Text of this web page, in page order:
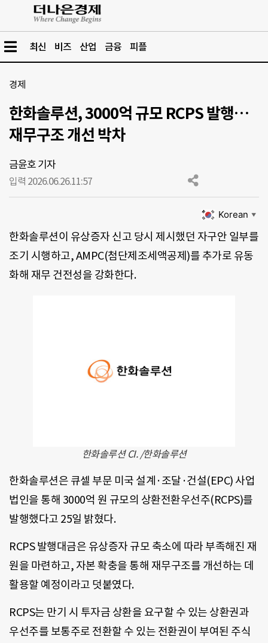
최신 비즈 산업 금융 피플
경제
한화솔루션, 3000억 규모 RCPS 발행…
재무구조 개선 박차
금윤호 기자
입력 2026.06.26.11:57
Korean ▼
한화솔루션이 유상증자 신고 당시 제시했던 자구안 일부를
조기 시행하고, AMPC(첨단제조세액공제)를 추가로 유동
화해 재무 건전성을 강화한다.
한화솔루션 CI. /한화솔루션
한화솔루션은 큐셀 부문 미국 설계·조달·건설(EPC) 사업
법인을 통해 3000억 원 규모의 상환전환우선주(RCPS)를
발행했다고 25일 밝혔다.
RCPS 발행대금은 유상증자 규모 축소에 따라 부족해진 재
원을 마련하고, 자본 확충을 통해 재무구조를 개선하는 데
활용할 예정이라고 덧붙였다.
RCPS는 만기 시 투자금 상환을 요구할 수 있는 상환권과
우선주를 보통주로 전환할 수 있는 전환권이 부여된 주식